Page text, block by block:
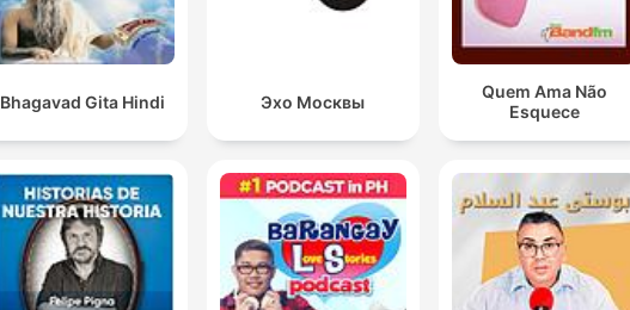
Bhagavad Gita Hindi Эхо Москвы
Quem Ama Não
Esquece